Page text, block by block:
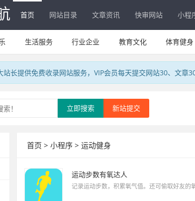
首页 网站目录 文章资讯 快审网站 小程
生活服务 行业企业 教育文化 体育健身
站长提供免费收录网站服务，VIP会员每天提交网站30、文章
新站提交
立即搜索
首页 > 小程序> 运动健身
运动步数有氧达人
记录运动步数，积累氧气值。还可偷取好友的